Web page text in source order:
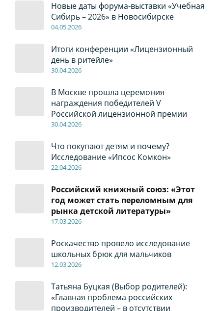
Новые даты форума-выставки «Учебная
Сибирь – 2026» в Новосибирске
04.05.2026
Итоги конференции «Лицензионный
день в ритейле»
30.04.2026
В Москве прошла церемония
награждения победителей V
Российской лицензионной премии
30.04.2026
Что покупают детям и почему?
Исследование «Ипсос Комкон»
22.04.2026
Российский книжный союз: «Этот
год может стать переломным для
рынка детской литературы»
17.03.2026
Роскачество провело исследование
школьных брюк для мальчиков
12.03.2026
Татьяна Буцкая (Выбор родителей):
«Главная проблема российских
производителей – в отсутствии